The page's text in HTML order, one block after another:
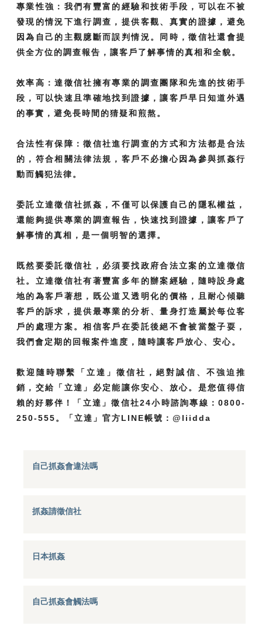
專業性強：我們有豐富的經驗和技術手段，可以在不被
發現的情況下進行調查，提供客觀、真實的證據，避免
因為自己的主觀臆斷而誤判情況。同時，徵信社還會提
供全方位的調查報告，讓客戶了解事情的真相和全貌。
效率高：達徵信社擁有專業的調查團隊和先進的技術手
段，可以快速且準確地找到證據，讓客戶早日知道外遇
的事實，避免長時間的猜疑和煎熬。
合法性有保障：徵信社進行調查的方式和方法都是合法
的，符合相關法律法規，客戶不必擔心因為參與抓姦行
動而觸犯法律。
委託立達徵信社抓姦，不僅可以保護自己的隱私權益，
還能夠提供專業的調查報告，快速找到證據，讓客戶了
解事情的真相，是一個明智的選擇。
既然要委託徵信社，必須要找政府合法立案的立達徵信
社。立達徵信社有著豐富多年的辦案經驗，隨時設身處
地的為客戶著想，既公道又透明化的價格，且耐心傾聽
客戶的訴求，提供最專業的分析、量身打造屬於每位客
戶的處理方案。相信客戶在委託後絕不會被當盤子耍，
我們會定期的回報案件進度，隨時讓客戶放心、安心。
歡迎隨時聯繫「立達」徵信社，絕對誠信、不強迫推
銷，交給「立達」必定能讓你安心、放心。是您值得信
賴的好夥伴！「立達」徵信社24小時諮詢專線：0800-
250-555。「立達」官方LINE帳號：@liidda
自己抓姦會違法嗎
抓姦請徵信社
日本抓姦
自己抓姦會觸法嗎